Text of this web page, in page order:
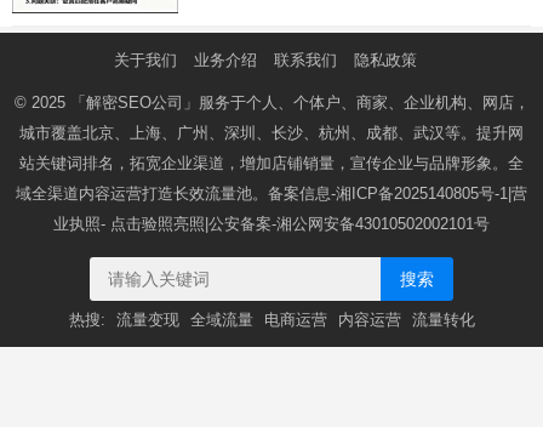
关于我们 业务介绍 联系我们 隐私政策
© 2025 「解密SEO公司」 服务于个人、个体户、商家、企业机构、网店，
城市覆盖北京、上海、广州、深圳、长沙、杭州、成都、武汉等。提升网
站关键词排名，拓宽企业渠道，增加店铺销量，宣传企业与品牌形象。全
域全渠道内容运营打造长效流量池。备案信息-湘ICP备2025140805号-1 |营
业执照- 点击验照亮照 |公安备案-湘公网安备43010502002101号
搜索
热搜: 流量变现 全域流量 电商运营 内容运营 流量转化